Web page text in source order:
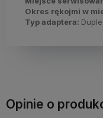
Okres rękojmi w
Typ adaptera:
Opinie o